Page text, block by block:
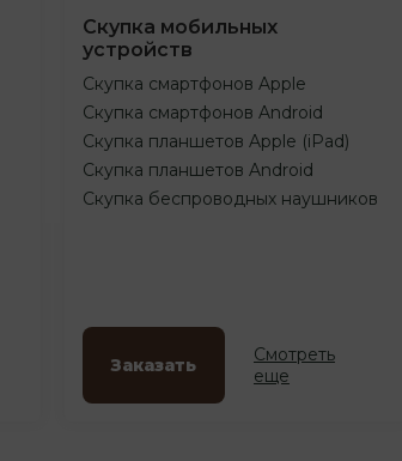
Скупка мобильных
устройств
Скупка смартфонов Apple
Скупка смартфонов Android
Скупка планшетов Apple (iPad)
Скупка планшетов Android
Скупка беспроводных наушников
Заказать
Смотреть
еще